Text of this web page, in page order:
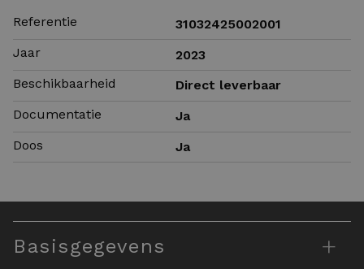
Referentie
31032425002001
Jaar
2023
Beschikbaarheid
Direct leverbaar
Documentatie
Ja
Doos
Ja
Basisgegevens +